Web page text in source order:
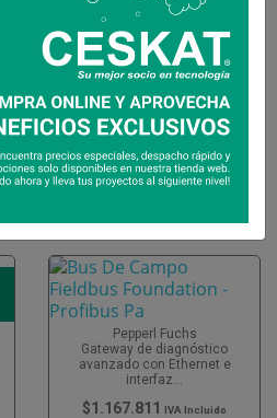
Pepperl Fuchs
Módulo de diagnóstico
avanzado, fieldbus power Hub
HD2-DM-A
$1.700.957 IVA Incluido
Ver Más
Consulte por
disponibilidad
Pepperl Fuchs
Gateway de diagnóstico
avanzado con Ethernet e
interfaz...
$1.167.811 IVA Incluido